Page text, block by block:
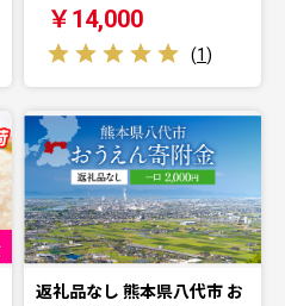
￥14,000
(1)
返礼品なし 熊本県八代市 お